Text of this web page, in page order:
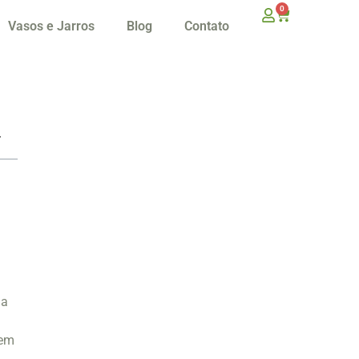
Vasos e Jarros Blog Contato
0